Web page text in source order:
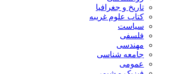
تاریخ و جغرافیا
کتاب علوم غریبه
سیاست
فلسفی
مهندسی
جامعه شناسی
عمومی